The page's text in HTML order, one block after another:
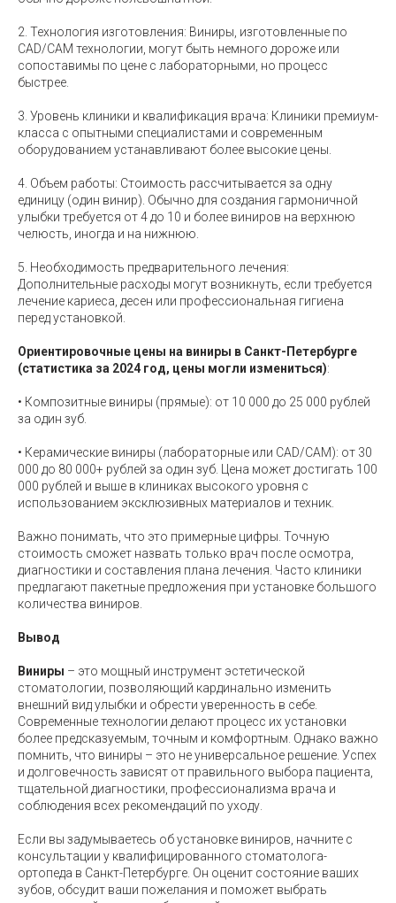
2. Технология изготовления: Виниры, изготовленные по
CAD/CAM технологии, могут быть немного дороже или
сопоставимы по цене с лабораторными, но процесс
быстрее.
3. Уровень клиники и квалификация врача: Клиники премиум-
класса с опытными специалистами и современным
оборудованием устанавливают более высокие цены.
4. Объем работы: Стоимость рассчитывается за одну
единицу (один винир). Обычно для создания гармоничной
улыбки требуется от 4 до 10 и более виниров на верхнюю
челюсть, иногда и на нижнюю.
5. Необходимость предварительного лечения:
Дополнительные расходы могут возникнуть, если требуется
лечение кариеса, десен или профессиональная гигиена
перед установкой.
Ориентировочные цены на виниры в Санкт-Петербурге
(статистика за 2024 год, цены могли измениться):
• Композитные виниры (прямые): от 10 000 до 25 000 рублей
за один зуб.
• Керамические виниры (лабораторные или CAD/CAM): от 30
000 до 80 000+ рублей за один зуб. Цена может достигать 100
000 рублей и выше в клиниках высокого уровня с
использованием эксклюзивных материалов и техник.
Важно понимать, что это примерные цифры. Точную
стоимость сможет назвать только врач после осмотра,
диагностики и составления плана лечения. Часто клиники
предлагают пакетные предложения при установке большого
количества виниров.
Вывод
Виниры – это мощный инструмент эстетической
стоматологии, позволяющий кардинально изменить
внешний вид улыбки и обрести уверенность в себе.
Современные технологии делают процесс их установки
более предсказуемым, точным и комфортным. Однако важно
помнить, что виниры – это не универсальное решение. Успех
и долговечность зависят от правильного выбора пациента,
тщательной диагностики, профессионализма врача и
соблюдения всех рекомендаций по уходу.
Если вы задумываетесь об установке виниров, начните с
консультации у квалифицированного стоматолога-
ортопеда в Санкт-Петербурге. Он оценит состояние ваших
зубов, обсудит ваши пожелания и поможет выбрать